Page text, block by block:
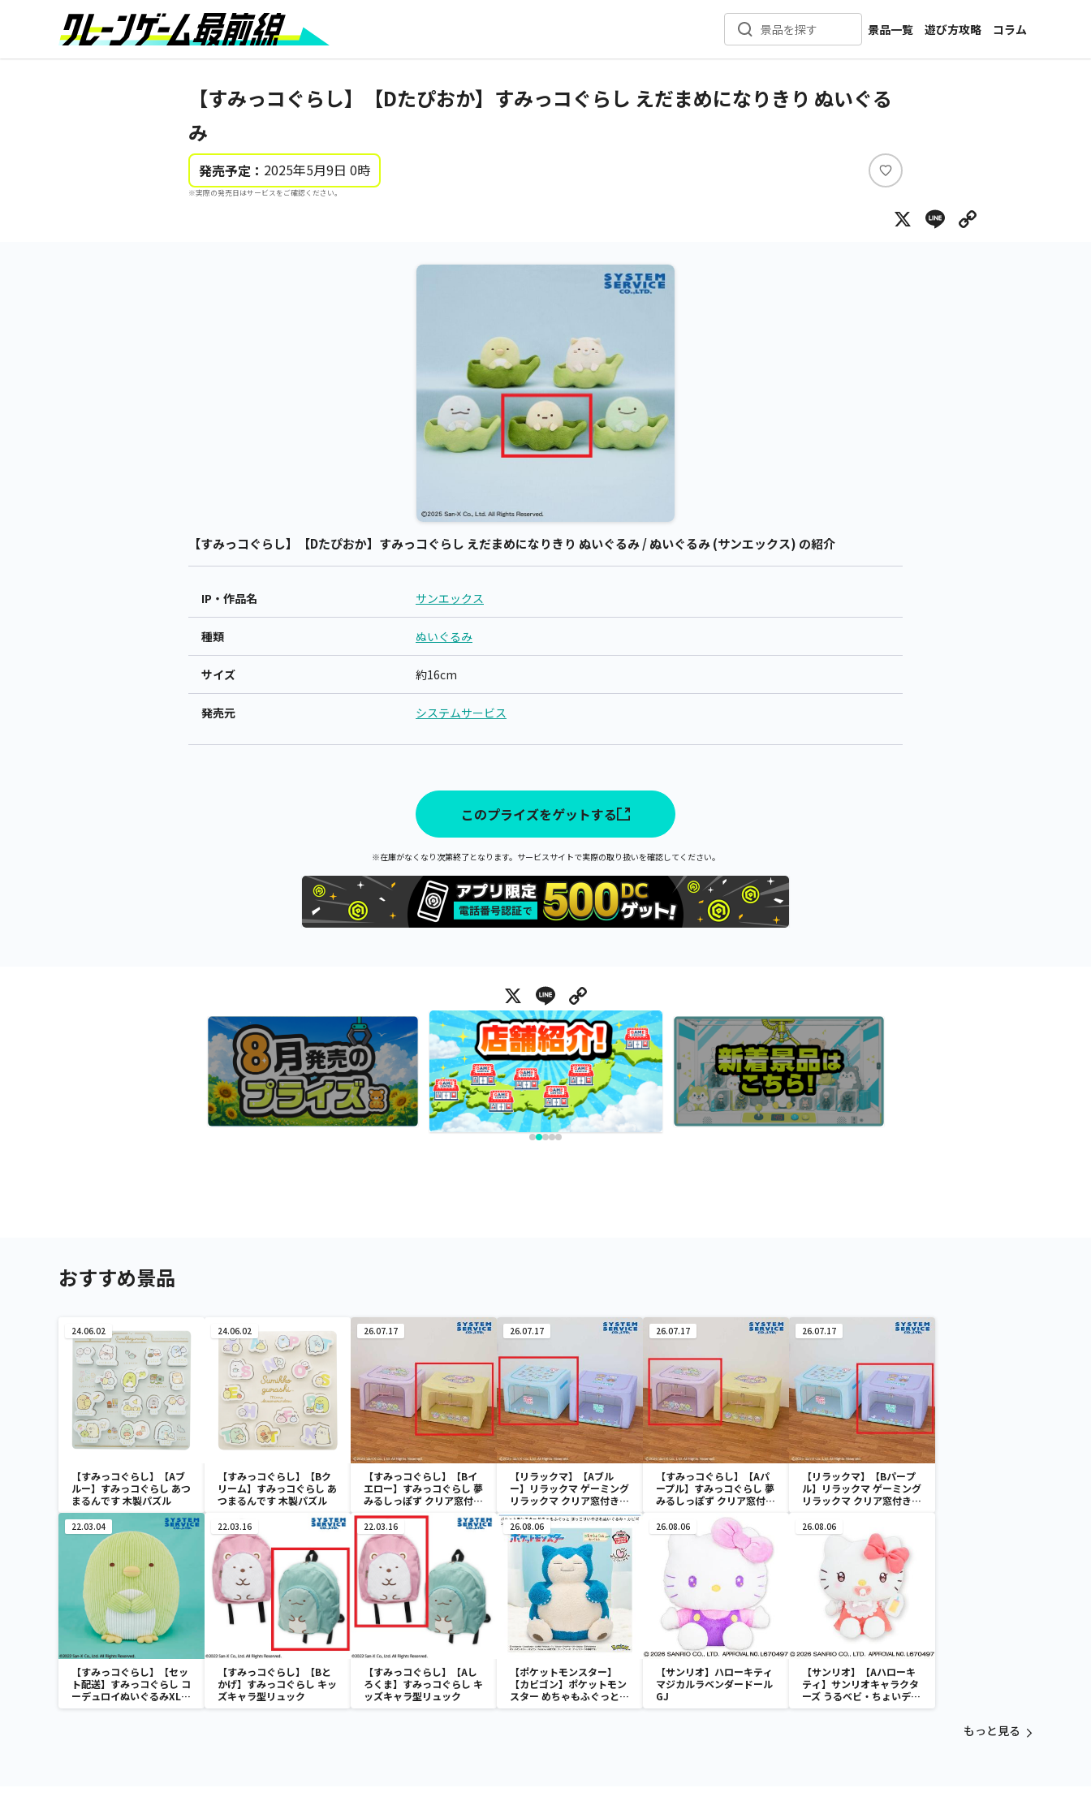
景品を探す
景品一覧
新着景品
カテゴリ一覧
遊び方攻略
コラム
インタビュー
【すみっコぐらし】【Dたぴおか】すみっコぐらし えだまめになりきり ぬいぐる
み
発売予定： 2025年5月9日 0時
※実際の発売日はサービスをご確認ください。
い
ね
X Line
【すみっコぐらし】【Dたぴおか】すみっコぐらし えだまめになりきり ぬいぐるみ / ぬいぐるみ (サンエックス) の紹介
IP・作品名 サンエックス
種類 ぬいぐるみ
サイズ 約16cm
発売元 システムサービス
このプライズをゲットする
※在庫がなくなり次第終了となります。サービスサイトで実際の取り扱いを確認してください。
X Line
おすすめ景品
24.06.02
【すみっコぐらし】【Aブ
ルー】すみっコぐらし あつ
まるんです 木製パズル
24.06.02
【すみっコぐらし】【Bク
リーム】すみっコぐらし あ
つまるんです 木製パズル
26.07.17
【すみっコぐらし】【Bイ
エロー】すみっコぐらし 夢
みるしっぽず クリア窓付き
収納ボックス
26.07.17
【リラックマ】【Aブル
ー】リラックマ ゲーミング
リラックマ クリア窓付き収
納ボックス
26.07.17
【すみっコぐらし】【Aパ
ープル】すみっコぐらし 夢
みるしっぽず クリア窓付き
26.07.17
【リラックマ】【Bパープ
ル】リラックマ ゲーミング
リラックマ クリア窓付き収
22.03.04
【すみっコぐらし】【セッ
ト配送】すみっコぐらし コ
ーデュロイぬいぐるみXL
プレミアム ぺんぎん？
22.03.16
【すみっコぐらし】【Bと
かげ】すみっコぐらし キッ
ズキャラ型リュック
22.03.16
【すみっコぐらし】【Aし
ろくま】すみっコぐらし キ
ッズキャラ型リュック
26.08.06
【ポケットモンスター】
【カビゴン】ポケットモン
スター めちゃもふぐっと
ほっこりいやされぬいぐる
26.08.06
【サンリオ】ハローキティ
マジカルラベンダードール
GJ
26.08.06
【サンリオ】【Aハローキ
ティ】サンリオキャラクタ
ーズ うるベビ・ちょいデカ
ドール
もっと見る